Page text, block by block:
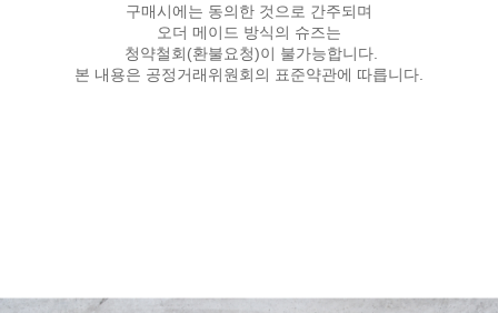
구매시에는 동의한 것으로 간주되며
오더 메이드 방식의 슈즈는
청약철회(환불요청)이 불가능합니다.
본 내용은 공정거래위원회의 표준약관에 따릅니다.